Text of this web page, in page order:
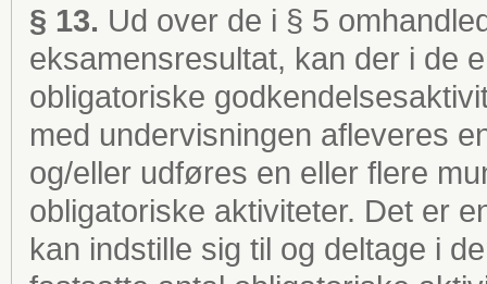
§ 13. Ud over de i § 5
eksamensresultat, kan der i de
obligatoriske
med undervisningen afleveres
og/eller udføres en eller flere
obligatoriske aktiviteter. Det er
kan indstille sig til og deltage i